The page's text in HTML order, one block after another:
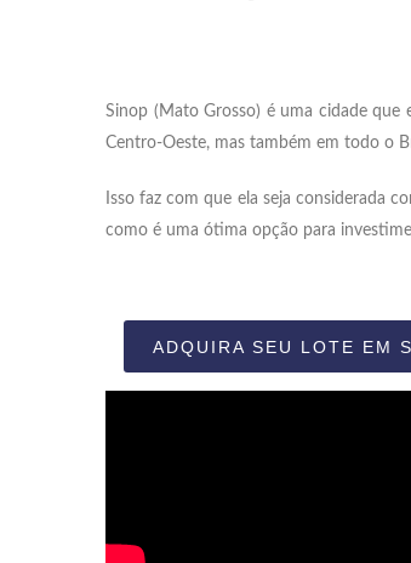
Sinop (Mato Grosso) é uma cidade que
Centro-Oeste, mas também em todo o
Isso faz com que ela seja considerada
como é uma ótima opção para
ADQUIRA SEU LOTE EM